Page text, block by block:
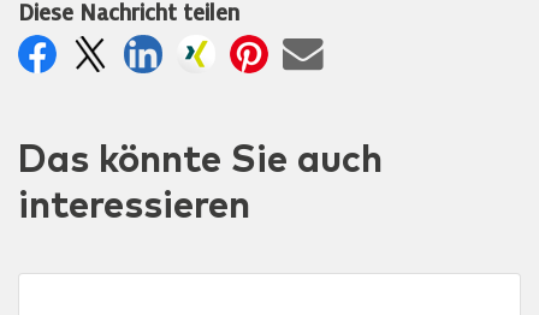
Diese Nachricht teilen
Das könnte Sie auch
interessieren